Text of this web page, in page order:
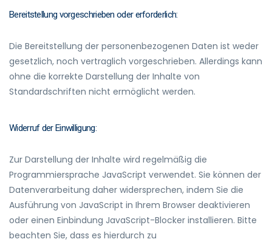
Bereitstellung vorgeschrieben oder erforderlich:
Die Bereitstellung der personenbezogenen Daten ist weder
gesetzlich, noch vertraglich vorgeschrieben. Allerdings kann
ohne die korrekte Darstellung der Inhalte von
Standardschriften nicht ermöglicht werden.
Widerruf der Einwilligung:
Zur Darstellung der Inhalte wird regelmäßig die
Programmiersprache JavaScript verwendet. Sie können der
Datenverarbeitung daher widersprechen, indem Sie die
Ausführung von JavaScript in Ihrem Browser deaktivieren
oder einen Einbindung JavaScript-Blocker installieren. Bitte
beachten Sie, dass es hierdurch zu